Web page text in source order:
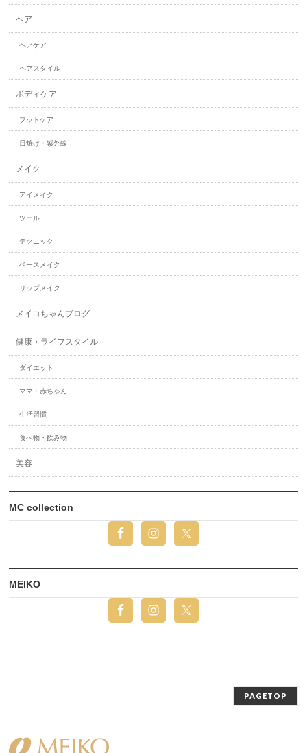
ヘア
ヘアケア
ヘアスタイル
ボディケア
フットケア
日焼け・紫外線
メイク
アイメイク
ツール
テクニック
ベースメイク
リップメイク
メイコちゃんブログ
健康・ライフスタイル
ダイエット
ママ・赤ちゃん
生活習慣
食べ物・飲み物
美容
MC collection
MEIKO
PAGETOP